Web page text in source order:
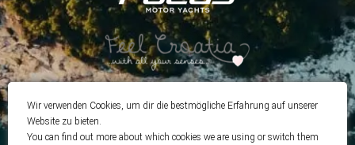
Wir verwenden Cookies, um dir die bestmögliche Erfahrung auf unserer
Website zu bieten.
You can find out more about which cookies we are using or switch them